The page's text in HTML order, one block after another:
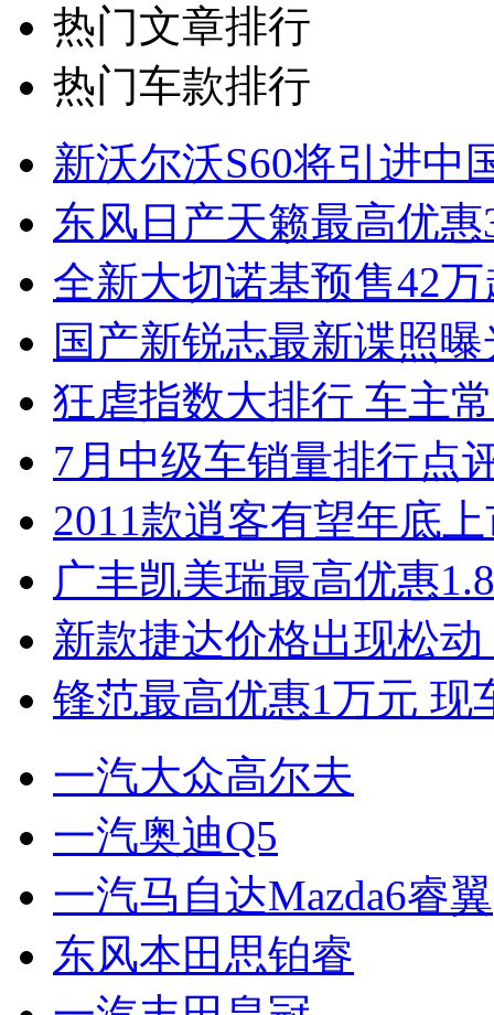
热门文章排行
热门车款排行
新沃尔沃S60将引进中
东风日产天籁最高优
全新大切诺基预售42
国产新锐志最新谍照
狂虐指数大排行 车主
7月中级车销量排行点
2011款逍客有望年底
广丰凯美瑞最高优惠
新款捷达价格出现松
锋范最高优惠1万元 现
一汽大众高尔夫
一汽奥迪Q5
一汽马自达Mazda6睿翼
东风本田思铂睿